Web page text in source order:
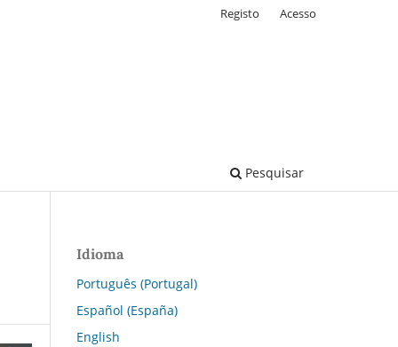
Pesquisar
Registo Acesso
Idioma
Português (Portugal)
Español (España)
English